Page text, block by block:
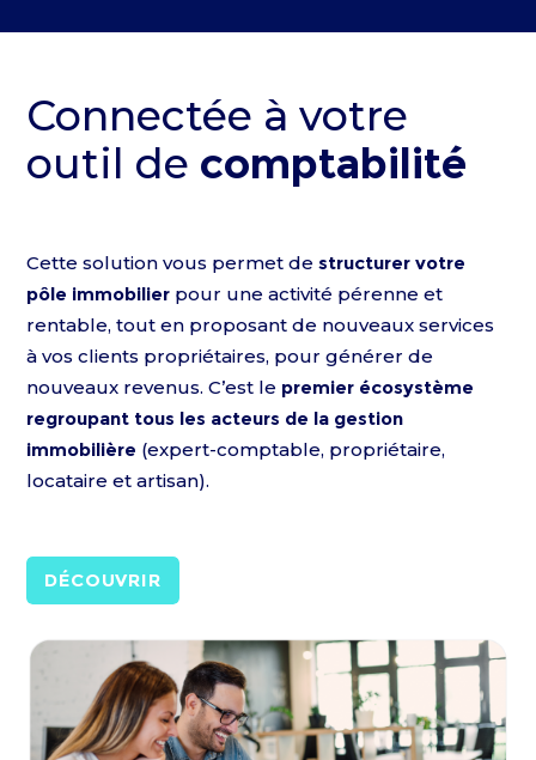
Connectée à votre
outil de comptabilité
Cette solution vous permet destructurer votre
pôle immobilier pour une activité pérenne et
rentable, tout en proposant de nouveaux services
à vos clients propriétaires, pour générer de
nouveaux revenus. C’est le premier écosystème
regroupant tous les acteurs de la gestion
immobilière (expert-comptable, propriétaire,
locataire et artisan).
DÉCOUVRIR